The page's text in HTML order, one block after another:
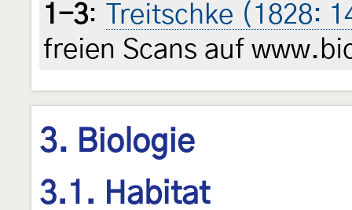
1-3:
Treitschke (1828:
freien Scans auf
3. Biologie
3.1. Habitat